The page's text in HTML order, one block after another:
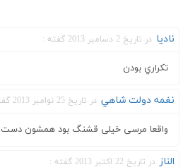
ناديا در تاریخ 2 دسامبر 2013 گفته :
تكراري بودن
نغمه دولت شاهي در تاریخ 25 نوامبر 2013 گفته :
واقعا مرسی خیلی قشنگ بود همشون دست
الناز در تاریخ 22 اکتبر 2013 گفته :